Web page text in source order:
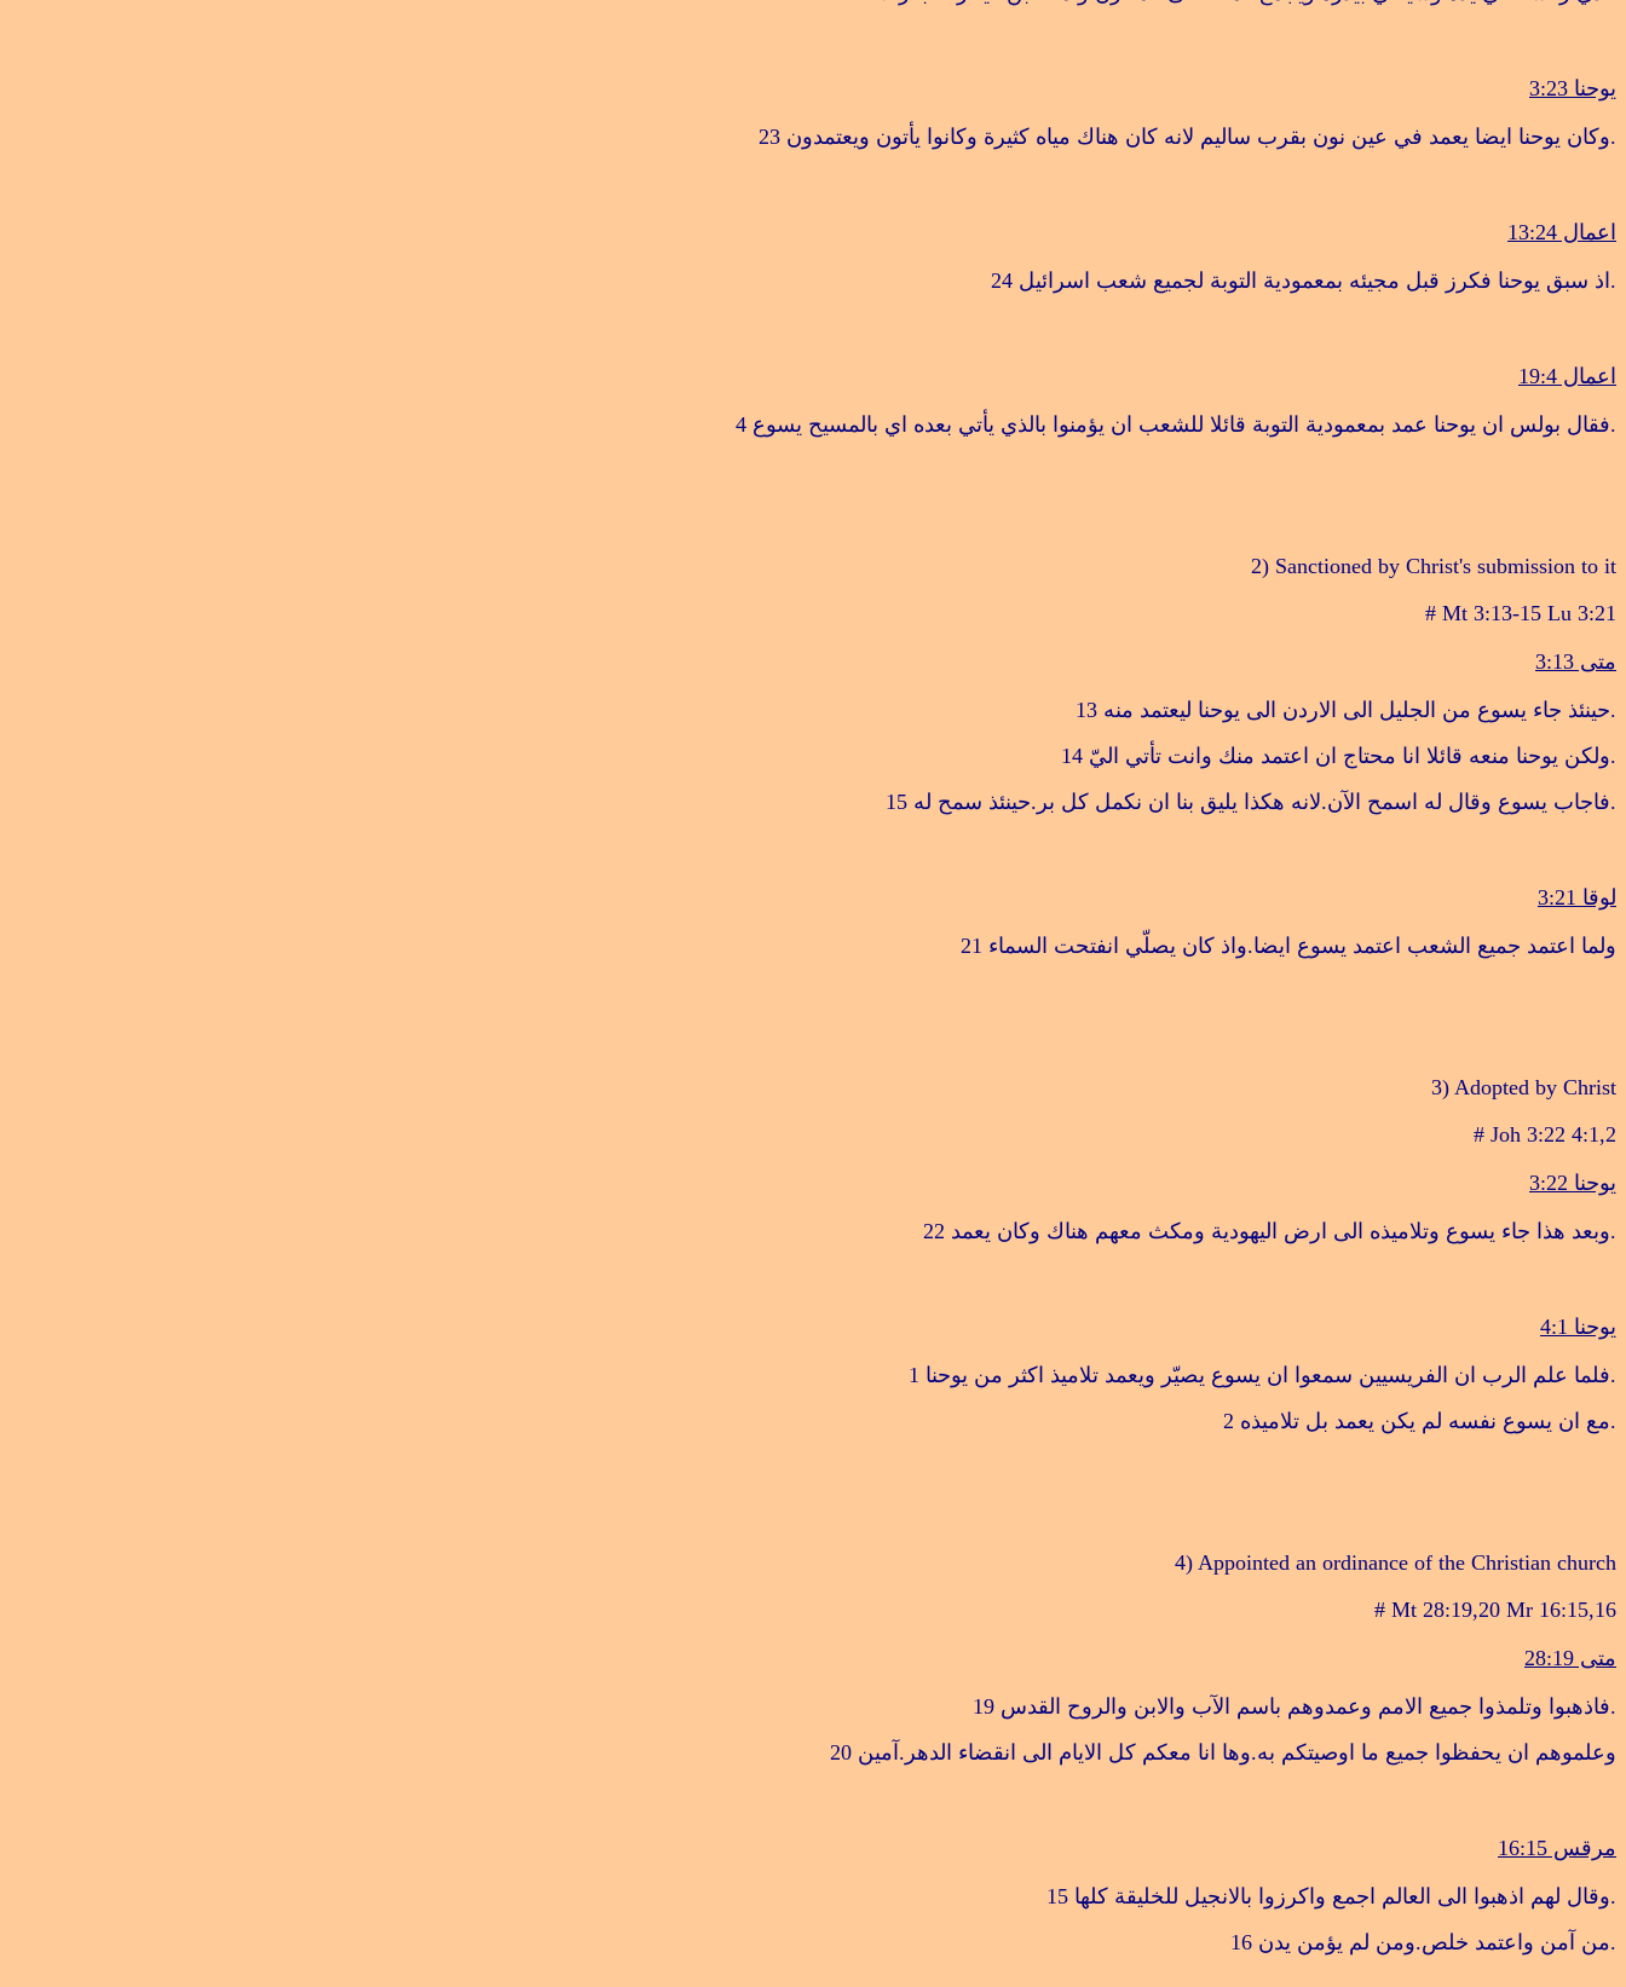
يوحنا 3:23
23 وكان يوحنا ايضا يعمد في عين نون بقرب ساليم لانه كان هناك مياه كثيرة وكانوا يأتون ويعتمدون.
اعمال 13:24
24 ‎ اذ سبق يوحنا فكرز قبل مجيئه بمعمودية التوبة لجميع شعب اسرائيل .
اعمال 19:4
4 ‎
فقال بولس ان يوحنا عمد بمعمودية التوبة قائلا للشعب ان يؤمنوا بالذي يأتي بعده اي بالمسيح يسوع ‎.
2) Sanctioned by Christ's submission to it
# Mt 3:13-15 Lu 3:21
متى 3:13
13 حينئذ جاء يسوع من الجليل الى الاردن الى يوحنا ليعتمد منه.
14 ولكن يوحنا منعه قائلا انا محتاج ان اعتمد منك وانت تأتي اليّ.
15 فاجاب يسوع وقال له اسمح الآن.لانه هكذا يليق بنا ان نكمل كل بر.حينئذ سمح له.
لوقا 3:21
21 ولما اعتمد جميع الشعب اعتمد يسوع ايضا.واذ كان يصلّي انفتحت السماء
3) Adopted by Christ
# Joh 3:22 4:1,2
يوحنا 3:22
22 وبعد هذا جاء يسوع وتلاميذه الى ارض اليهودية ومكث معهم هناك وكان يعمد.
يوحنا 4:1
1 فلما علم الرب ان الفريسيين سمعوا ان يسوع يصيّر ويعمد تلاميذ اكثر من يوحنا.
2 مع ان يسوع نفسه لم يكن يعمد بل تلاميذه.
4) Appointed an ordinance of the Christian church
# Mt 28:19,20 Mr 16:15,16
متى 28:19
19 فاذهبوا وتلمذوا جميع الامم وعمدوهم باسم الآب والابن والروح القدس.
20 وعلموهم ان يحفظوا جميع ما اوصيتكم به.وها انا معكم كل الايام الى انقضاء الدهر.آمين
مرقس 16:15
15 وقال لهم اذهبوا الى العالم اجمع واكرزوا بالانجيل للخليقة كلها.
16 من آمن واعتمد خلص.ومن لم يؤمن يدن.